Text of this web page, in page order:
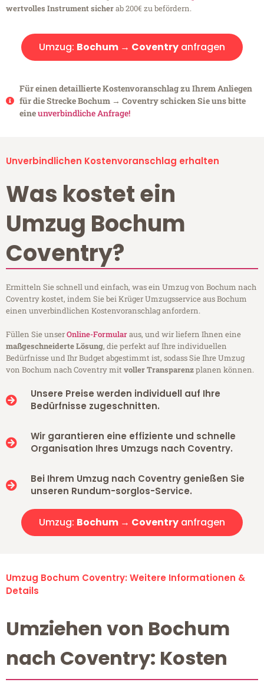
wertvolles Instrument sicherab 200€ zu befördern.
Umzug: Bochum → Coventry anfragen
Für einen detaillierte Kostenvoranschlag zu Ihrem Anliegen
für die Strecke Bochum → Coventry schicken Sie uns bitte
eineunverbindliche Anfrage!
Unverbindlichen Kostenvoranschlag erhalten
Was kostet ein
Umzug Bochum
Coventry?
Ermitteln Sie schnell und einfach, was ein Umzug von Bochum nach
Coventry kostet, indem Sie bei Krüger Umzugsservice aus Bochum
einen unverbindlichen Kostenvoranschlag anfordern.
Füllen Sie unserOnline-Formularaus, und wir liefern Ihnen eine
maßgeschneiderte Lösung, die perfekt auf Ihre individuellen
Bedürfnisse und Ihr Budget abgestimmt ist, sodass Sie Ihre Umzug
von Bochum nach Coventry mitvoller Transparenzplanen können.
Unsere Preise werden individuell auf Ihre
Bedürfnisse zugeschnitten.
Wir garantieren eine effiziente und schnelle
Organisation Ihres Umzugs nach Coventry.
Bei Ihrem Umzug nach Coventry genießen Sie
unseren Rundum-sorglos-Service.
Umzug: Bochum → Coventry anfragen
Umzug Bochum Coventry: Weitere Informationen &
Details
Umziehen von Bochum
nach Coventry: Kosten